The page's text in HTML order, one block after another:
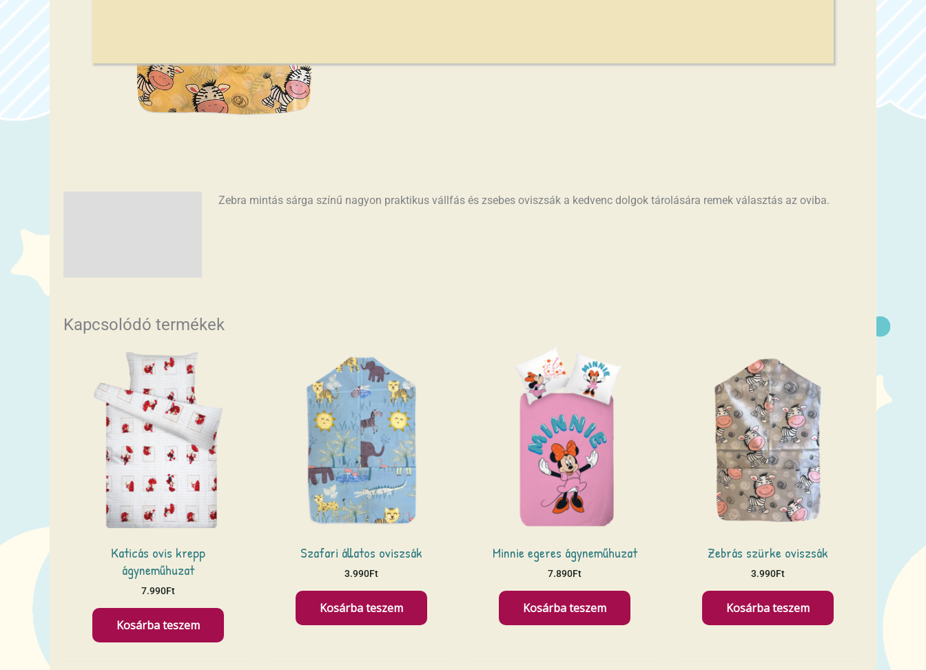
Zebra mintás sárga színű nagyon praktikus vállfás és zsebes oviszsák a kedvenc dolgok tárolására remek választás az oviba.
Kapcsolódó termékek
Katicás ovis krepp
ágyneműhuzat
7.990Ft
Kosárba teszem
Szafari állatos oviszsák
3.990Ft
Kosárba teszem
Minnie egeres ágyneműhuzat
7.890Ft
Kosárba teszem
Zebrás szürke oviszsák
3.990Ft
Kosárba teszem